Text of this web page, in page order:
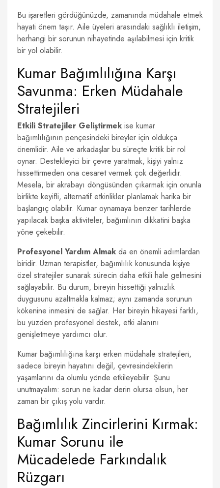
Bu işaretleri gördüğünüzde, zamanında müdahale etmek
hayati önem taşır. Aile üyeleri arasındaki sağlıklı iletişim,
herhangi bir sorunun nihayetinde aşılabilmesi için kritik
bir yol olabilir.
Kumar Bağımlılığına Karşı
Savunma: Erken Müdahale
Stratejileri
Etkili Stratejiler Geliştirmek ise kumar
bağımlılığının pençesindeki bireyler için oldukça
önemlidir. Aile ve arkadaşlar bu süreçte kritik bir rol
oynar. Destekleyici bir çevre yaratmak, kişiyi yalnız
hissettirmeden ona cesaret vermek çok değerlidir.
Mesela, bir akrabayı döngüsünden çıkarmak için onunla
birlikte keyifli, alternatif etkinlikler planlamak harika bir
başlangıç olabilir. Kumar oynamaya benzer tarihlerde
yapılacak başka aktiviteler, bağımlının dikkatini başka
yöne çekebilir.
Profesyonel Yardım Almak da en önemli adımlardan
biridir. Uzman terapistler, bağımlılık konusunda kişiye
özel stratejiler sunarak sürecin daha etkili hale gelmesini
sağlayabilir. Bu durum, bireyin hissettiği yalnızlık
duygusunu azaltmakla kalmaz; aynı zamanda sorunun
kökenine inmesini de sağlar. Her bireyin hikayesi farklı,
bu yüzden profesyonel destek, etki alanını
genişletmeye yardımcı olur.
Kumar bağımlılığına karşı erken müdahale stratejileri,
sadece bireyin hayatını değil, çevresindekilerin
yaşamlarını da olumlu yönde etkileyebilir. Şunu
unutmayalım: sorun ne kadar derin olursa olsun, her
zaman bir çıkış yolu vardır.
Bağımlılık Zincirlerini Kırmak:
Kumar Sorunu ile
Mücadelede Farkındalık
Rüzgarı